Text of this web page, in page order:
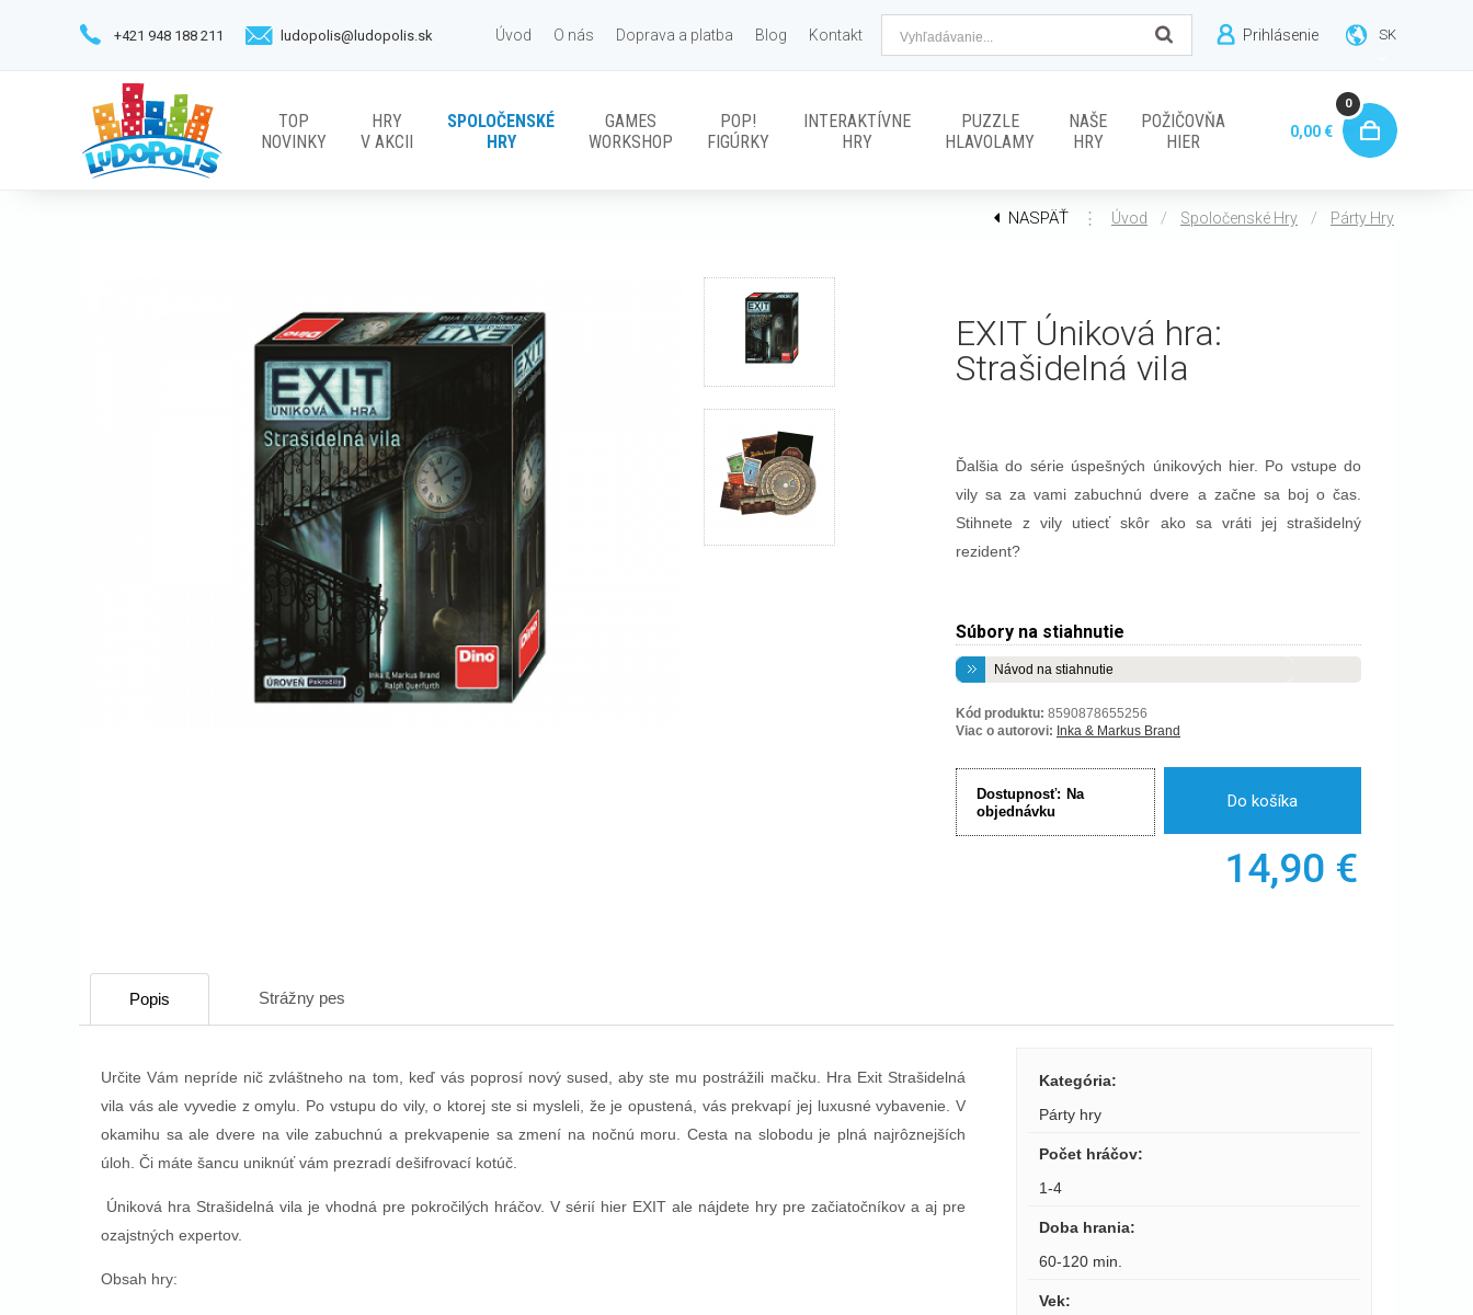
SK
Úvod O nás Doprava a platba Blog Kontakt
TOP
NOVINKY
HRY
V AKCII
SPOLOČENSKÉ
HRY
GAMES
WORKSHOP
POP!
FIGÚRKY
INTERAKTÍVNE
HRY
PUZZLE
HLAVOLAMY
NAŠE
HRY
POŽIČOVŇA
HIER
Prihlásenie
+421 948 188 211 ludopolis@ludopolis.sk
0,00 €
0
NASPÄŤ ⋮ Úvod / Spoločenské Hry / Párty Hry
EXIT Úniková hra:
Strašidelná vila
Ďalšia do série úspešných únikových hier. Po vstupe do
vily sa za vami zabuchnú dvere a začne sa boj o čas.
Stihnete z vily utiecť skôr ako sa vráti jej strašidelný
rezident?
Súbory na stiahnutie
Návod na stiahnutie
Kód produktu: 8590878655256
Viac o autorovi: Inka & Markus Brand
Dostupnosť: Na
objednávku
Do košíka
14,90 €
Popis Strážny pes
Určite Vám nepríde nič zvláštneho na tom, keď vás poprosí nový sused, aby ste mu postrážili mačku. Hra Exit Strašidelná
vila vás ale vyvedie z omylu. Po vstupu do vily, o ktorej ste si mysleli, že je opustená, vás prekvapí jej luxusné vybavenie. V
okamihu sa ale dvere na vile zabuchnú a prekvapenie sa zmení na nočnú moru. Cesta na slobodu je plná najrôznejších
úloh. Či máte šancu uniknúť vám prezradí dešifrovací kotúč.
Úniková hra Strašidelná vila je vhodná pre pokročilých hráčov. V sérií hier EXIT ale nájdete hry pre začiatočníkov a aj pre
ozajstných expertov.
Obsah hry:
Kategória:
Párty hry
Počet hráčov:
1-4
Doba hrania:
60-120 min.
Vek: